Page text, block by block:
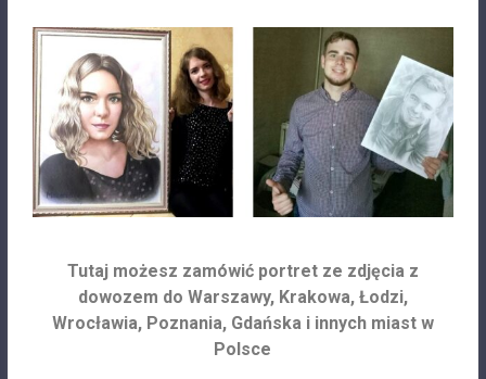
Tutaj możesz zamówić portret ze zdjęcia z
dowozem do Warszawy, Krakowa, Łodzi,
Wrocławia, Poznania, Gdańska i innych miast w
Polsce